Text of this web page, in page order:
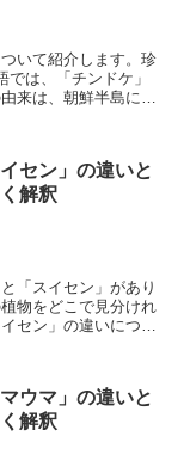
いて紹介します。珍
は、「チンドケ」
来は、朝鮮半島には
セン」の違いと
解釈
「スイセン」があり
物をどこで見分けれ
セン」の違いについ
ウマ」の違いと
解釈